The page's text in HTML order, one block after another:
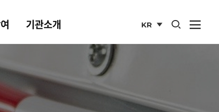
기관소개
KR
사이트
통합검색 열기
사
열기